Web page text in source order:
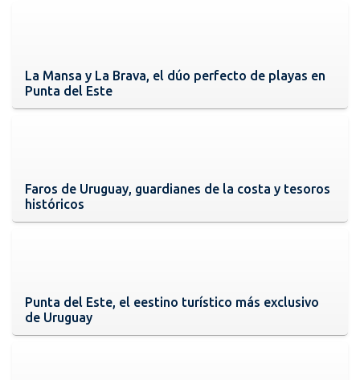
La Mansa y La Brava, el dúo perfecto de playas en
Punta del Este
Faros de Uruguay, guardianes de la costa y tesoros
históricos
Punta del Este, el eestino turístico más exclusivo
de Uruguay